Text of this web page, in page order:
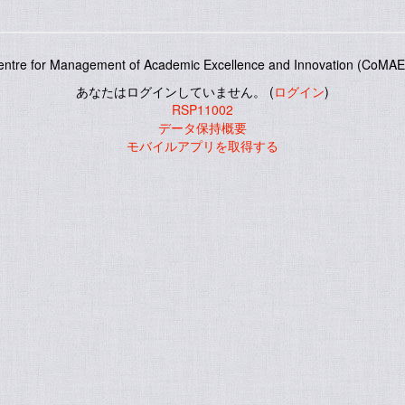
for Management of Academic Excellence and Innovation
あなたはログインしていません。 (ログイン)
RSP11002
データ保持概要
モバイルアプリを取得する